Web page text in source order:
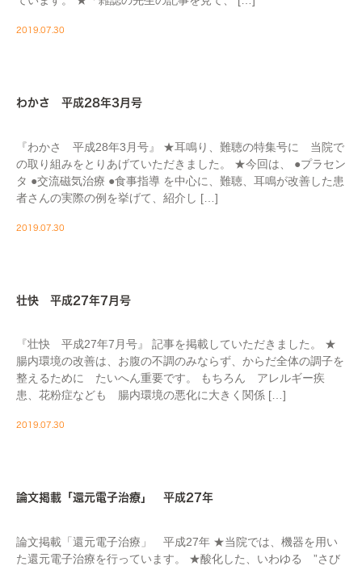
2019.07.30
わかさ 平成28年3月号
『わかさ 平成28年3月号』 ★耳鳴り、難聴の特集号に 当院で
の取り組みをとりあげていただきました。 ★今回は、 ●プラセン
タ ●交流磁気治療 ●食事指導 を中心に、難聴、耳鳴が改善した患
者さんの実際の例を挙げて、紹介し […]
2019.07.30
壮快 平成27年7月号
『壮快 平成27年7月号』 記事を掲載していただきました。 ★
腸内環境の改善は、お腹の不調のみならず、からだ全体の調子を
整えるために たいへん重要です。 もちろん アレルギー疾
患、花粉症なども 腸内環境の悪化に大きく関係 […]
2019.07.30
論文掲載「還元電子治療」 平成27年
論文掲載「還元電子治療」 平成27年 ★当院では、機器を用い
た還元電子治療を行っています。 ★酸化した、いわゆる ”さび